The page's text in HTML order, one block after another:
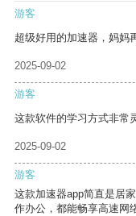
游客
超级好用的加速器，妈妈
2025-09-02
游客
这款软件的学习方式非常
2025-09-02
游客
这款加速器app简直是居
作办公，都能畅享高速网